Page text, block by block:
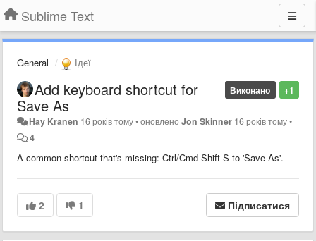
Sublime Text
General Ідеї
+1
Виконано
Add keyboard shortcut for
Save As
Hay Kranen 16 років тому•оновленоJon Skinner 16 років тому•
4
A common shortcut that's missing: Ctrl/Cmd-Shift-S to 'Save As'.
2 1 Підписатися